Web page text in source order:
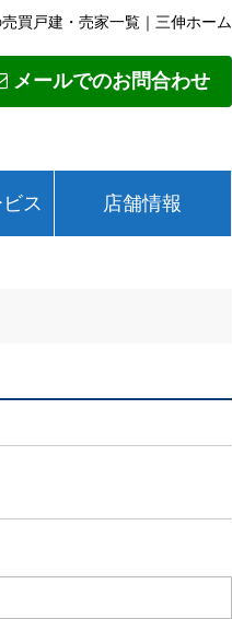
買戸建・売家一覧｜三伸ホーム
メールでのお問合わせ
ス 店舗情報